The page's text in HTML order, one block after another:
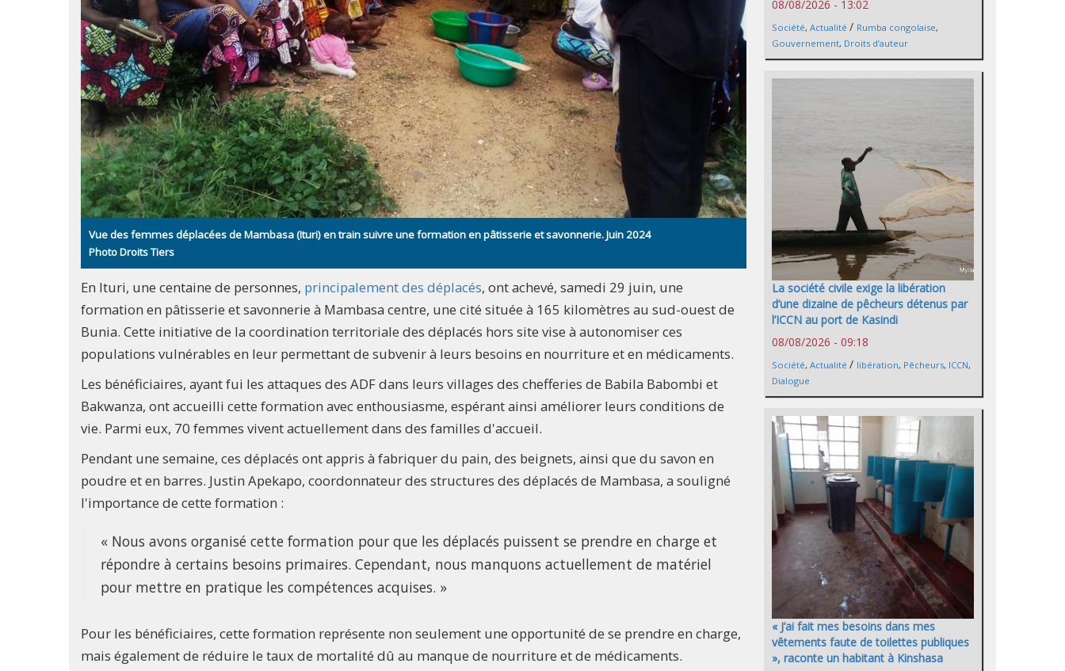
Vue des femmes déplacées de Mambasa (Ituri) en train suivre une formation en pâtisserie et savonnerie. Juin 2024
Photo Droits Tiers
En Ituri, une centaine de personnes, principalement des déplacés, ont achevé, samedi 29 juin, une
formation en pâtisserie et savonnerie à Mambasa centre, une cité située à 165 kilomètres au sud-ouest de
Bunia. Cette initiative de la coordination territoriale des déplacés hors site vise à autonomiser ces
populations vulnérables en leur permettant de subvenir à leurs besoins en nourriture et en médicaments.
Les bénéficiaires, ayant fui les attaques des ADF dans leurs villages des chefferies de Babila Babombi et
Bakwanza, ont accueilli cette formation avec enthousiasme, espérant ainsi améliorer leurs conditions de
vie. Parmi eux, 70 femmes vivent actuellement dans des familles d'accueil.
Pendant une semaine, ces déplacés ont appris à fabriquer du pain, des beignets, ainsi que du savon en
poudre et en barres. Justin Apekapo, coordonnateur des structures des déplacés de Mambasa, a souligné
l'importance de cette formation :
« Nous avons organisé cette formation pour que les déplacés puissent se prendre en charge et
répondre à certains besoins primaires. Cependant, nous manquons actuellement de matériel
pour mettre en pratique les compétences acquises. »
Pour les bénéficiaires, cette formation représente non seulement une opportunité de se prendre en charge,
mais également de réduire le taux de mortalité dû au manque de nourriture et de médicaments.
08/08/2026 - 13:02
Société, Actualité / Rumba congolaise,
Gouvernement, Droits d’auteur
La société civile exige la libération
d’une dizaine de pêcheurs détenus par
l’ICCN au port de Kasindi
08/08/2026 - 09:18
Société, Actualité / libération, Pêcheurs, ICCN,
Dialogue
« J’ai fait mes besoins dans mes
vêtements faute de toilettes publiques
», raconte un habitant à Kinshasa